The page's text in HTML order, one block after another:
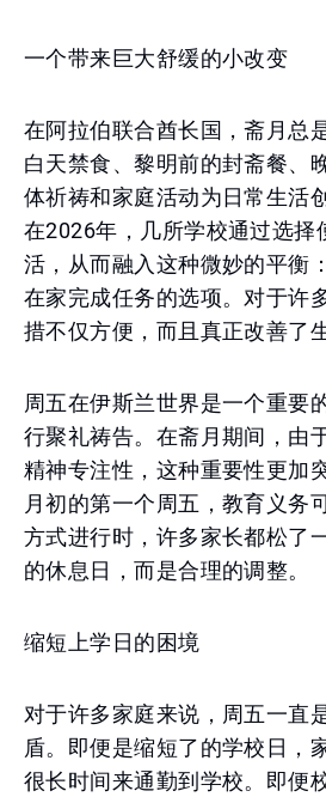
一个带来巨大舒缓的小改变
在阿拉伯联合酋长国，斋月总
白天禁食、黎明前的封斋餐、
体祈祷和家庭活动为日常生活
在2026年，几所学校通过选择
活，从而融入这种微妙的平衡
在家完成任务的选项。对于许
措不仅方便，而且真正改善了
周五在伊斯兰世界是一个重要
行聚礼祷告。在斋月期间，由
精神专注性，这种重要性更加
月初的第一个周五，教育义务
方式进行时，许多家长都松了
的休息日，而是合理的调整。
缩短上学日的困境
对于许多家庭来说，周五一直
盾。即便是缩短了的学校日，
很长时间来通勤到学校。即便